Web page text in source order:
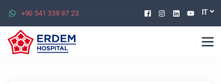
+90 541 339 97 23 Facebook
Instagram
Linkedin
IT